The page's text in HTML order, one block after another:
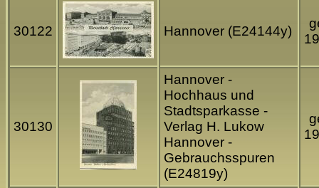
30122 Hannover (E24144y)
30130
Hannover -
Hochhaus und
Stadtsparkasse -
Verlag H. Lukow
Hannover -
Gebrauchsspuren
(E24819y)